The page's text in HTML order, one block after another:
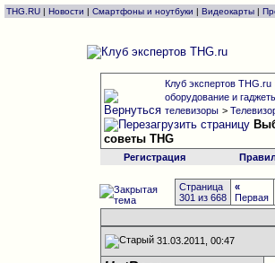
THG.RU | Новости | Смартфоны и ноутбуки | Видеокарты |
Клуб экспертов THG.ru
оборудование и
телевизоры >
советы THG
Регистрация
Страница
301 из 668
«
Первая
31.03.2011, 00:47